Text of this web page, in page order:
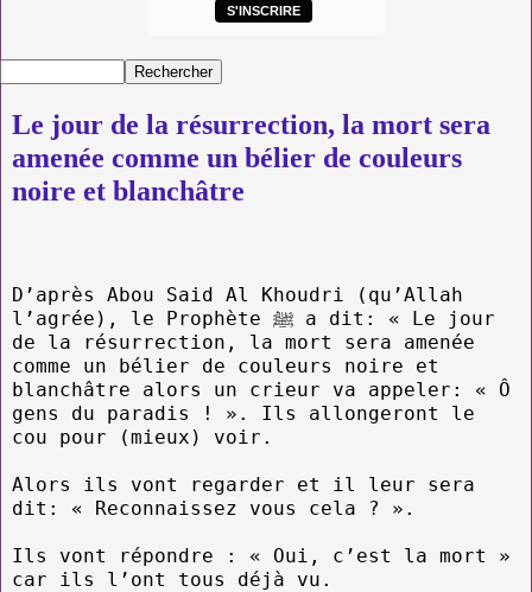
S'INSCRIRE
Le jour de la résurrection, la mort sera
amenée comme un bélier de couleurs
noire et blanchâtre
D’après Abou Said Al Khoudri (qu’Allah
l’agrée), le Prophète ﷺ a dit: « Le jour
de la résurrection, la mort sera amenée
comme un bélier de couleurs noire et
blanchâtre alors un crieur va appeler: « Ô
gens du paradis ! ». Ils allongeront le
cou pour (mieux) voir.
Alors ils vont regarder et il leur sera
dit: « Reconnaissez vous cela ? ».
Ils vont répondre : « Oui, c’est la mort »
car ils l’ont tous déjà vu.